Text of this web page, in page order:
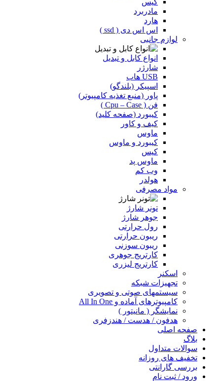
کیس
مادربرد
هارد
اس اس دی ( ssd )
لوازم جانبی
انواع کابل و تبدیل
شارژر
USB هاب
اسپیکر (بلندگو)
پاور (منبع تغذیه کامپیوتر)
فن ( Cpu – Case )
کیبورد (صفحه کلید)
کیف و کاور
ماوس
کیبورد و ماوس
کیس
ماوس پد
وب کم
هولدر
مواد مصرفی
تونر شارژ
جوهر شارژ
رول حرارتی
ریبون حرارتی
ریبون سوزنی
کارتریج جوهری
کارتریج لیزری
اسکنر
تجهیزات شبکه
سیستمهای صوتی و تصویری
کامپیوترهای آماده و All In One
نمایشگر ( مانیتور )
هدفون / هدست / هندزفری
صفحه اصلی
بلاگ
سوالات متداول
تخفیف های روزانه
بررسی گارانتی
ورود / ثبت نام